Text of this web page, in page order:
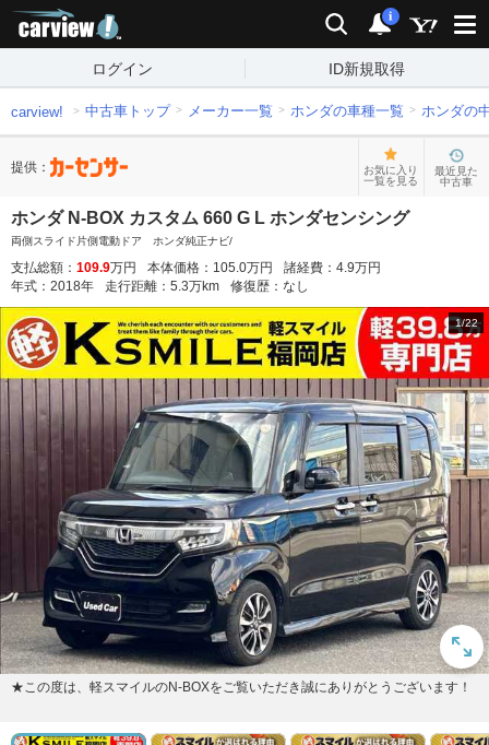
検索 通知
i
ログイン ID新規取得
carview! 中古車トップ メーカー一覧 ホンダの車種一覧 ホンダの
提供：
お気に入り
一覧を見る
最近見た
中古車
ホンダ N-BOX カスタム 660 G L ホンダセンシング
両側スライド片側電動ドア ホンダ純正ナビ/
支払総額： 109.9万円 本体価格： 105.0万円 諸経費： 4.9万円
年式： 2018年 走行距離： 5.3万km 修復歴： なし
1/22
★この度は、軽スマイルのN-BOXをご覧いただき誠にありがとうございます！